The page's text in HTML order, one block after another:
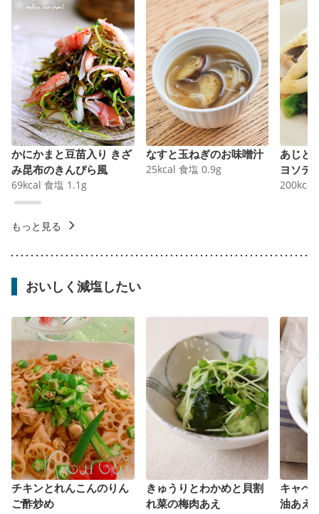
かにかまと豆苗入り きざ
み昆布のきんぴら風
69kcal 食塩 1.1 g
なすと玉ねぎのお味噌汁
25kcal 食塩 0.9g
あじと
ヨソテ
200kcal
もっと見る
おいしく減塩したい
チキンとれんこんのりん
ご酢炒め
きゅうりとわかめと貝割
れ菜の梅肉あえ
キャベ
油あえ